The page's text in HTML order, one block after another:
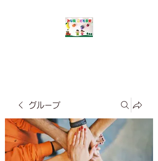
グループ